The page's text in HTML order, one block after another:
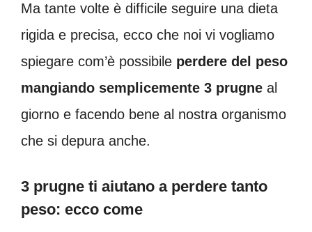
Ma tante volte è difficile seguire una dieta
rigida e precisa, ecco che noi vi vogliamo
spiegare com’è possibile perdere del peso
mangiando semplicemente 3 prugne al
giorno e facendo bene al nostra organismo
che si depura anche.
3 prugne ti aiutano a perdere tanto
peso: ecco come